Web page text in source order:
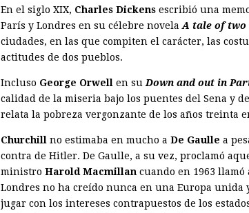
En el siglo XIX, Charles Dickens escribió una
París y Londres en su célebre novela A tale of two
ciudades, en las que compiten el carácter, las
actitudes de dos pueblos.
Incluso George Orwell en su Down and out in
calidad de la miseria bajo los puentes del Sena y
relata la pobreza vergonzante de los años treinta
Churchill no estimaba en mucho a De Gaulle a
contra de Hitler. De Gaulle, a su vez, proclamó
ministro Harold Macmillan cuando en 1963 llamó
Londres no ha creído nunca en una Europa unida
jugar con los intereses contrapuestos de los